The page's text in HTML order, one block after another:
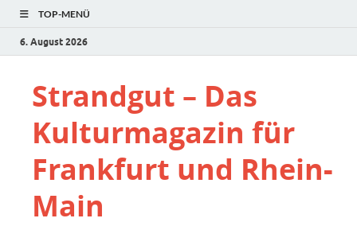
TOP-MENÜ
6. August 2026
Strandgut – Das
Kulturmagazin für
Frankfurt und Rhein-
Main